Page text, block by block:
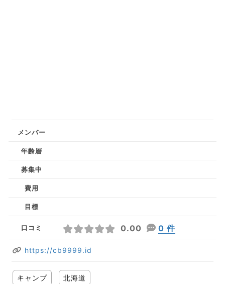
メンバー
年齢層
募集中
費用
目標
口コミ 0.00 0 件
https://cb9999.id
キャンプ 北海道